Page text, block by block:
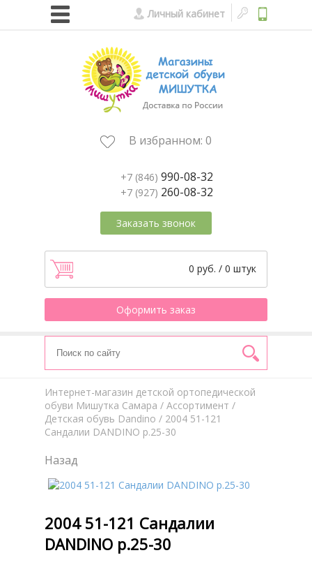
Личный кабинет
В избранном: 0
+7 (846) 990-08-32
+7 (927) 260-08-32
Заказать звонок
0 руб. / 0 штук
Оформить заказ
Интернет-магазин детской ортопедической
обуви Мишутка Самара / Aссортимент /
Детская обувь Dandino / 2004 51-121
Сандалии DANDINO р.25-30
Назад
2004 51-121 Сандалии
DANDINO р.25-30